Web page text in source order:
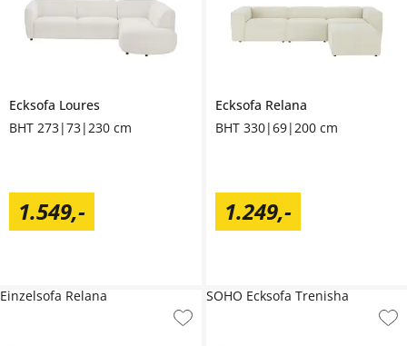
Ecksofa Loures
BHT 273|73|230 cm
1.549,-
Ecksofa Relana
BHT 330|69|200 cm
1.249,-
Einzelsofa Relana SOHO Ecksofa Trenisha